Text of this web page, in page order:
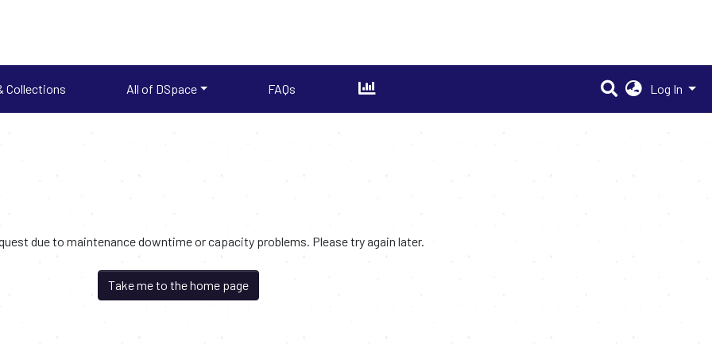
Collections All of DSpace FAQs Log In
due to maintenance downtime or capacity problems. Please try again later.
Take me to the home page